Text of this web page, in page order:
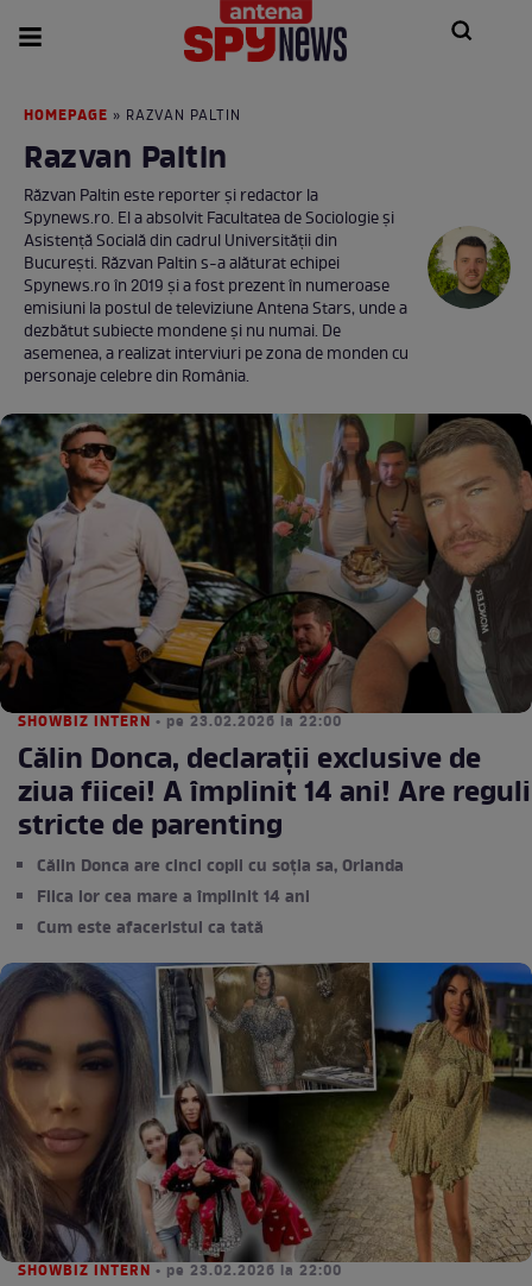
HOMEPAGE » RAZVAN PALTIN
Razvan Paltin
Răzvan Paltin este reporter și redactor la
Spynews.ro. El a absolvit Facultatea de Sociologie și
Asistență Socială din cadrul Universității din
București. Răzvan Paltin s-a alăturat echipei
Spynews.ro în 2019 și a fost prezent în numeroase
emisiuni la postul de televiziune Antena Stars, unde a
dezbătut subiecte mondene și nu numai. De
asemenea, a realizat interviuri pe zona de monden cu
personaje celebre din România.
SHOWBIZ INTERN • pe 23.02.2026 la 22:00
Călin Donca, declarații exclusive de
ziua fiicei! A împlinit 14 ani! Are reguli
stricte de parenting
Călin Donca are cinci copii cu soția sa, Orianda
Fiica lor cea mare a împlinit 14 ani
Cum este afaceristul ca tată
SHOWBIZ INTERN • pe 23.02.2026 la 22:00